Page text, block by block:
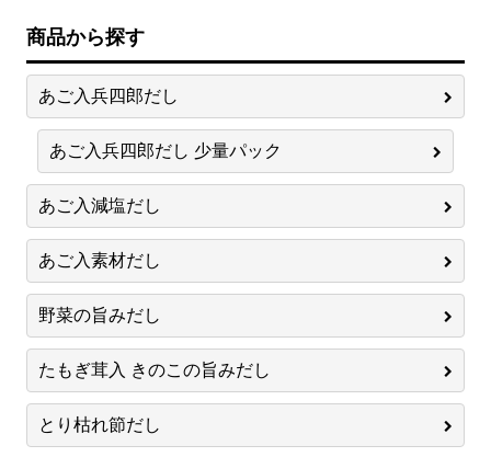
商品から探す
あご入兵四郎だし
あご入兵四郎だし 少量パック
あご入減塩だし
あご入素材だし
野菜の旨みだし
たもぎ茸入 きのこの旨みだし
とり枯れ節だし